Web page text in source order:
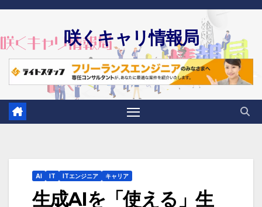
Skip
content
咲くキャリ情報局
AI IT ITエンジニア キャリア
生成AIを「使える」生